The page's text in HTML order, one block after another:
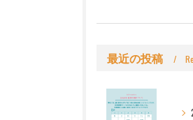
最近の投稿